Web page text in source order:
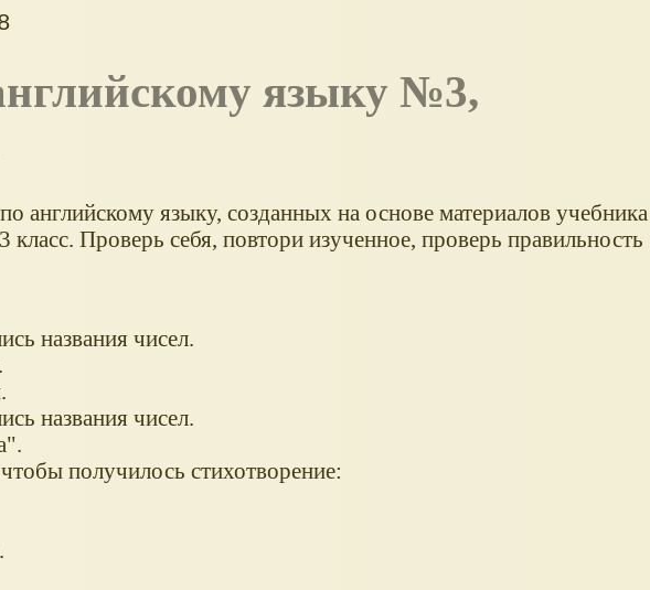
английскому языку, созданных на основе материалов учебника
Проверь себя, повтори изученное, проверь правильность
названия чисел.
названия чисел.
получилось стихотворение: